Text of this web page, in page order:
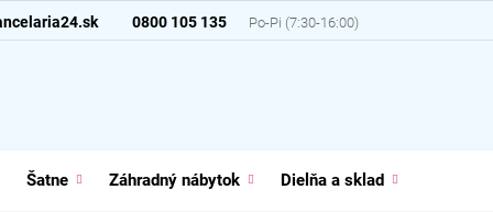
0800 105 135
Šatne Záhradný nábytok Dielňa a sklad